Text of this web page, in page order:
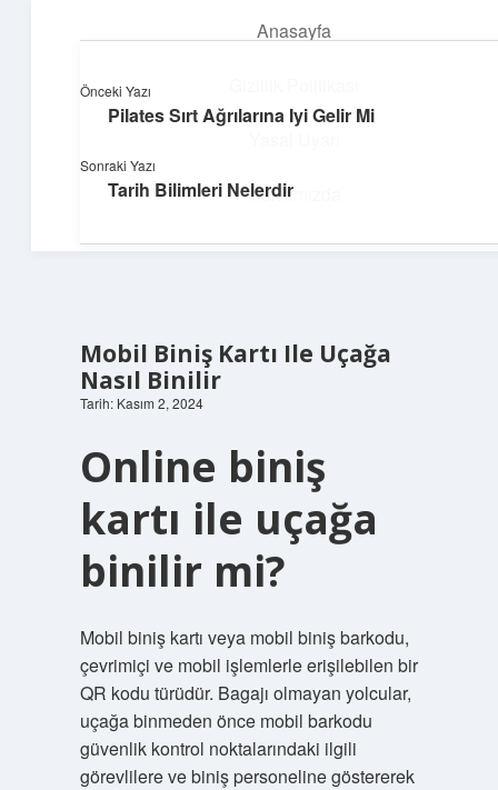
Anasayfa
Hakkımızda
Topluluk ve İlham
Mobil Biniş Kartı Ile Uçağa
Nasıl Binilir
Tarih: Kasım 2, 2024
Online biniş
kartı ile uçağa
binilir mi?
Mobil biniş kartı veya mobil biniş barkodu,
çevrimiçi ve mobil işlemlerle erişilebilen bir
QR kodu türüdür. Bagajı olmayan yolcular,
uçağa binmeden önce mobil barkodu
güvenlik kontrol noktalarındaki ilgili
görevlilere ve biniş personeline göstererek
Önceki Yazı
Pilates Sırt Ağrılarına Iyi Gelir Mi
Sonraki Yazı
Tarih Bilimleri Nelerdir